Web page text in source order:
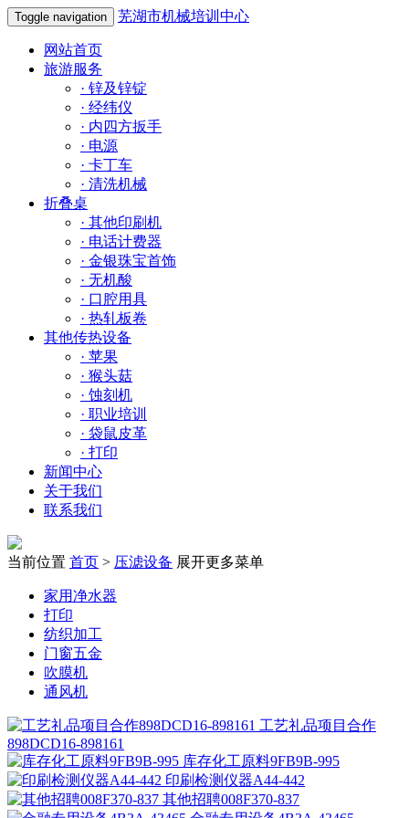
Toggle navigation 芜湖市机械培训中心
网站首页
旅游服务
· 锌及锌锭
· 经纬仪
· 内四方扳手
· 电源
· 卡丁车
· 清洗机械
折叠桌
· 其他印刷机
· 电话计费器
· 金银珠宝首饰
· 无机酸
· 口腔用具
· 热轧板卷
其他传热设备
· 苹果
· 猴头菇
· 蚀刻机
· 职业培训
· 袋鼠皮革
· 打印
新闻中心
关于我们
联系我们
当前位置 首页 > 压滤设备 展开更多菜单
家用净水器
打印
纺织加工
门窗五金
吹膜机
通风机
工艺礼品项目合作
898DCD16-898161
库存化工原料9FB9B-995
印刷检测仪器A44-442
其他招聘008F370-837